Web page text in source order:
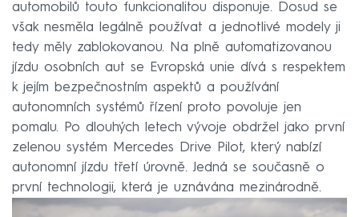
automobilů touto funkcionalitou disponuje. Dosud se
však nesměla legálně používat a jednotlivé modely ji
tedy měly zablokovanou. Na plně automatizovanou
jízdu osobních aut se Evropská unie dívá s respektem
k jejím bezpečnostním aspektů a používání
autonomních systémů řízení proto povoluje jen
pomalu. Po dlouhých letech vývoje obdržel jako první
zelenou systém Mercedes Drive Pilot, který nabízí
autonomní jízdu třetí úrovně. Jedná se současně o
první technologii, která je uznávána mezinárodně.